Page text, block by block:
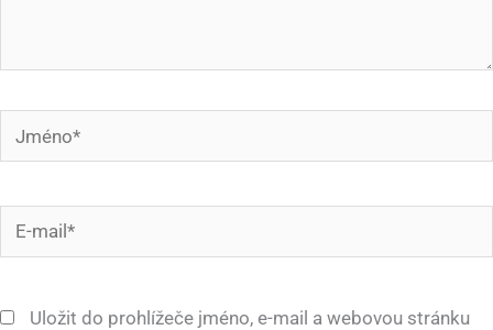
Jméno*
mail*
Uložit do prohlížeče jméno, e-mail a webovou stránku